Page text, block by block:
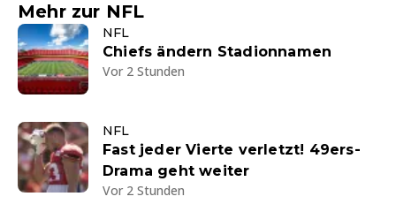
Mehr zur NFL
NFL
Chiefs ändern Stadionnamen
Vor 2 Stunden
NFL
Fast jeder Vierte verletzt! 49ers-
Drama geht weiter
Vor 2 Stunden